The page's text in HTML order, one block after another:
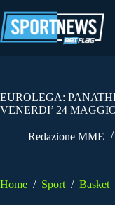
al
contenuto
EUROLEGA:
VENERDI’ 24
Redazione MME
Home / Sport / Basket